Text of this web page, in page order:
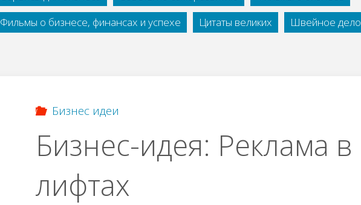
Фильмы о бизнесе, финансах и успехе
Цитаты великих Швейное дело
Бизнес идеи
Бизнес-идея: Реклама в
лифтах